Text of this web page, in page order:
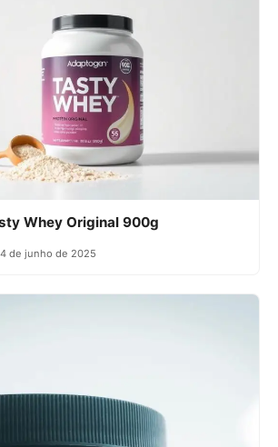
Whey Original 900g
de junho de 2025